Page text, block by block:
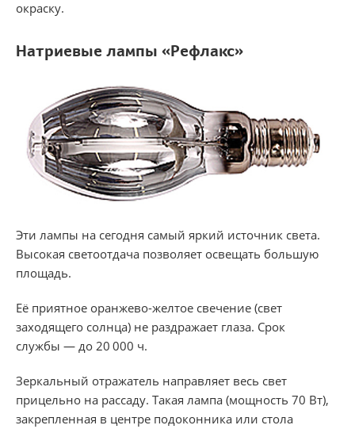
окраску.
Натриевые лампы «Рефлакс»
Эти лампы на сегодня самый яркий источник света.
Высокая светоотдача позволяет освещать большую
площадь.
Её приятное оранжево-желтое свечение (свет
заходящего солнца) не раздражает глаза. Срок
службы — до 20 000 ч.
Зеркальный отражатель направляет весь свет
прицельно на рассаду. Такая лампа (мощность 70 Вт),
закрепленная в центре подоконника или стола